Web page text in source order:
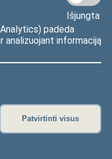
Išjungta
padeda
analizuojant informaciją
Patvirtinti visus
Seimo narių
balsavimų rezultatai
Seimo narių
balsavimų
kadenciją:
metų kadencija